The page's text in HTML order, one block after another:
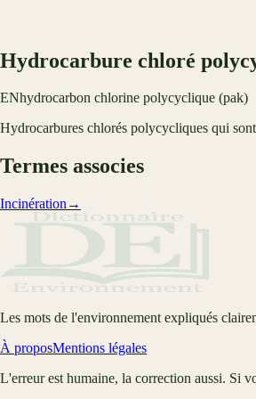
Hydrocarbure chloré
ENhydrocarbon chlorine polycyclique (pak)
Hydrocarbures chlorés polycycliques qui
Termes associes
Incinération →
Les mots de l'environnement expliqués
À proposMentions légales
L'erreur est humaine, la correction aussi. Si